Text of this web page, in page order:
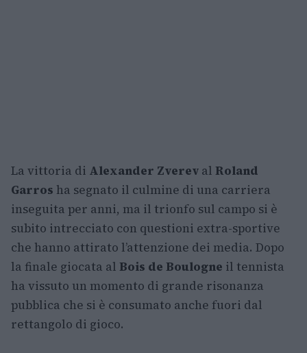
La vittoria di Alexander Zverev al Roland
Garros ha segnato il culmine di una carriera
inseguita per anni, ma il trionfo sul campo si è
subito intrecciato con questioni extra-sportive
che hanno attirato l’attenzione dei media. Dopo
la finale giocata al Bois de Boulogne il tennista
ha vissuto un momento di grande risonanza
pubblica che si è consumato anche fuori dal
rettangolo di gioco.